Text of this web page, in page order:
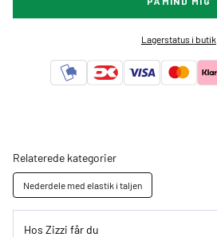
Lagerstatus i butik
Relaterede kategorier
Nederdele med elastik i taljen
Hos Zizzi får du